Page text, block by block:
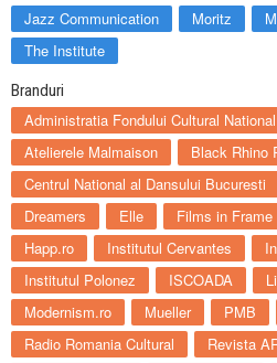
Jazz Communication Moritz
The Institute
Branduri
Administratia Fondului Cultural National
Atelierele Malmaison
Black Rhino
Centrul National al Dansului Bucuresti
Dreamers
Elle Films in Frame
Happ.ro
Institutul Cervantes
Institutul Polonez
ISCOADA
Modernism.ro
Mueller PMB
Radio Romania Cultural
Revista